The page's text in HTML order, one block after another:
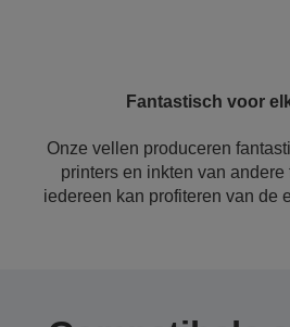
Fantastisch voor
Onze vellen produceren
printers en inkten van
iedereen kan profiteren van de